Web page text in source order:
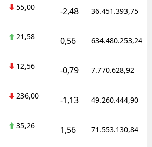
55,00 -2,48 36.451.393,75
21,58 0,56 634.480.253,24
12,56 -0,79 7.770.628,92
236,00 -1,13 49.260.444,90
35,26 1,56 71.553.130,84